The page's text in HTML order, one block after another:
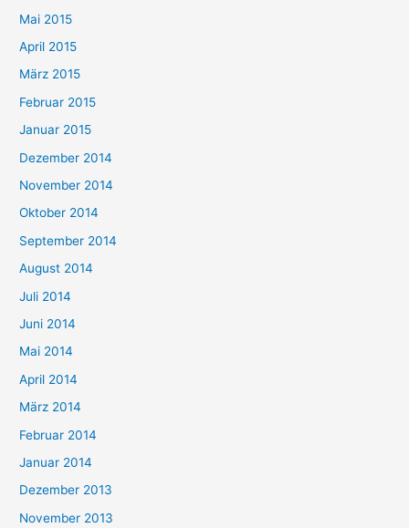
Mai 2015
April 2015
März 2015
Februar 2015
Januar 2015
Dezember 2014
November 2014
Oktober 2014
September 2014
August 2014
Juli 2014
Juni 2014
Mai 2014
April 2014
März 2014
Februar 2014
Januar 2014
Dezember 2013
November 2013